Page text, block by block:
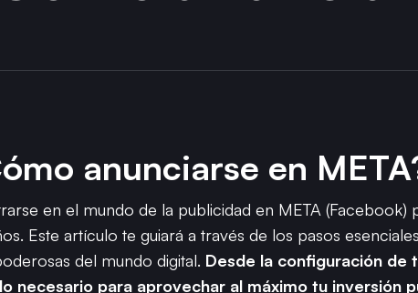
anunciarse en
en el mundo de la publicidad en META
Este artículo te guiará a través de los pasos
del mundo digital. Desde la configuración de
necesario para aprovechar al máximo tu inversión